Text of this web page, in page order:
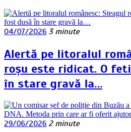
04/07/2026 3 minute
Alertă pe litoralul
roșu este ridicat. O
în stare gravă la…
29/06/2026 2 minute